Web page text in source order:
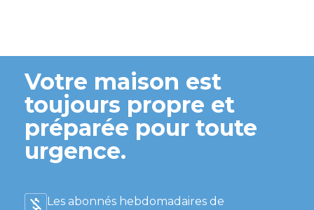
Votre maison est
toujours propre et
préparée pour toute
urgence.
Les abonnés hebdomadaires de